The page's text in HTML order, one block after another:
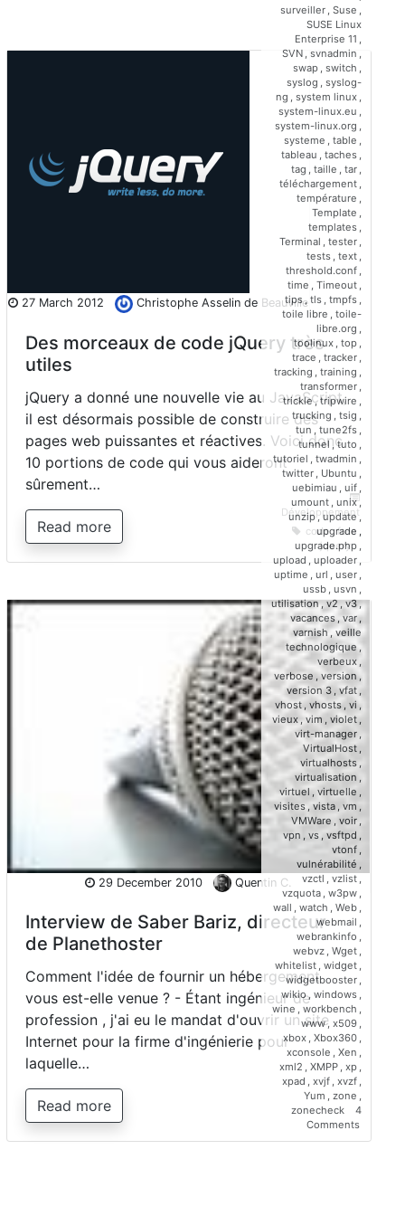
27 March 2012 Christophe Asselin de Beauville
Des morceaux de code jQuery très
utiles
jQuery a donné une nouvelle vie au JavaScript,
il est désormais possible de construire des
pages web puissantes et réactives. Voici donc
10 portions de code qui vous aideront
sûrement…
Read more
Développement
code,free
jquery
29 December 2010 Quentin C.
Interview de Saber Bariz, directeur
de Planethoster
Comment l'idée de fournir un hébergement
vous est-elle venue ? - Étant ingénieur de
profession , j'ai eu le mandat d'ouvrir un site
Internet pour la firme d'ingénierie pour
laquelle…
Read more
surveiller , Suse ,
SUSE Linux
Enterprise 11 ,
SVN , svnadmin ,
swap , switch ,
syslog , syslog-
ng , system linux ,
system-linux.eu ,
system-linux.org ,
systeme , table ,
tableau , taches ,
tag , taille , tar ,
téléchargement ,
température ,
Template ,
templates ,
Terminal , tester ,
tests , text ,
threshold.conf ,
time , Timeout ,
tips,tls , tmpfs ,
toile libre , toile-
libre.org ,
toolinux , top ,
trace , tracker ,
tracking , training ,
transformer ,
trickle,tripwire ,
trucking , tsig ,
tun , tune2fs ,
tunnel ,tuto ,
tutoriel , twadmin ,
twitter , Ubuntu ,
uebimiau , uif ,
umount , unix,
unzip,update,
upgrade ,
upgrade.php ,
upload , uploader ,
uptime , url , user ,
ussb , usvn ,
utilisation,v2,v3,
vacances , var,
varnish , veille
technologique ,
verbeux ,
verbose ,version,
version 3 , vfat ,
vhost , vhosts , vi ,
vieux , vim , violet,
virt-manager ,
VirtualHost ,
virtualhosts ,
virtualisation ,
virtuel, virtuelle ,
visites , vista , vm ,
VMWare , voir ,
vpn , vs , vsftpd ,
vtonf ,
vulnérabilité ,
vzctl , vzlist ,
vzquota , w3pw ,
wall , watch , Web ,
webmail ,
webrankinfo ,
webvz , Wget ,
whitelist , widget ,
widgetbooster ,
wikio, windows ,
wine , workbench ,
www, x509 ,
xbox , Xbox360 ,
xconsole , Xen ,
xml2 , XMPP , xp ,
xpad , xvjf , xvzf ,
Yum , zone ,
zonecheck
4
Commentson
Interview